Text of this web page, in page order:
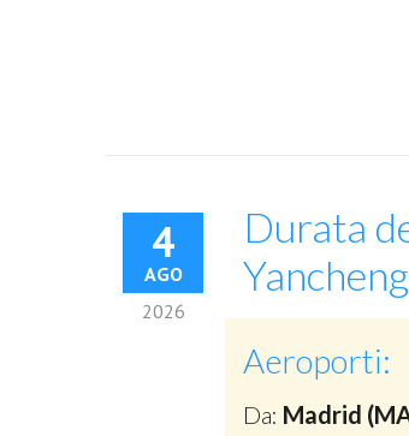
4
AGO
2026
Durata
Aeroporti:
Da: Madrid